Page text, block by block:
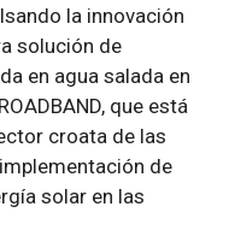
la innovación
solución de
en agua salada en
que está
croata de las
de
solar en las